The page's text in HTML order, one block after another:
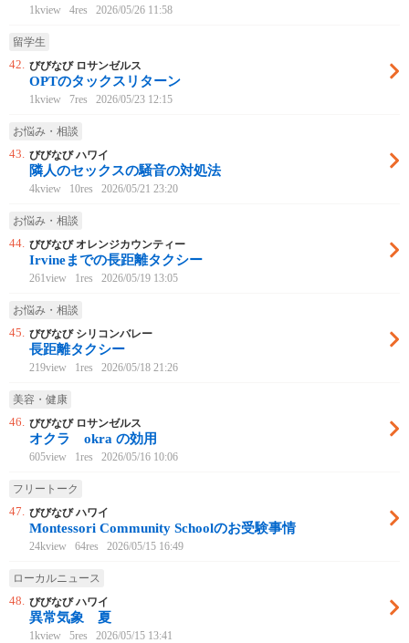
1kview 4res 2026/05/26 11:58
留学生
42. びびなび ロサンゼルス
OPTのタックスリターン
1kview 7res 2026/05/23 12:15
お悩み・相談
43. びびなび ハワイ
隣人のセックスの騒音の対処法
4kview 10res 2026/05/21 23:20
お悩み・相談
44. びびなび オレンジカウンティー
Irvineまでの長距離タクシー
261view 1res 2026/05/19 13:05
お悩み・相談
45. びびなび シリコンバレー
長距離タクシー
219view 1res 2026/05/18 21:26
美容・健康
46. びびなび ロサンゼルス
オクラ okra の効用
605view 1res 2026/05/16 10:06
フリートーク
47. びびなび ハワイ
Montessori Community Schoolのお受験事情
24kview 64res 2026/05/15 16:49
ローカルニュース
48. びびなび ハワイ
異常気象 夏
1kview 5res 2026/05/15 13:41